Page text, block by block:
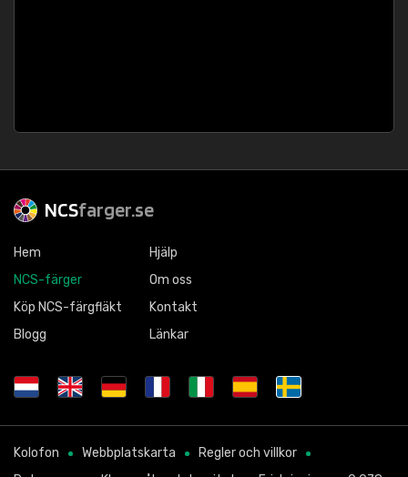
NCSfarger.se
Hem
NCS-färger
Köp NCS-färgfläkt
Blogg
Hjälp
Om oss
Kontakt
Länkar
Kolofon Webbplatskarta
Regler och villkor